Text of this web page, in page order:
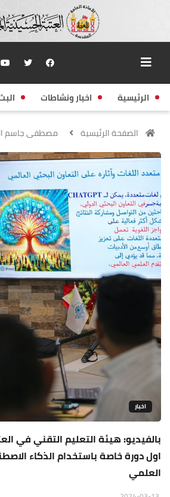
الرئيسية اخبار ونشاطات
الصفحة الرئيسية مصطفى جاسم
اخبار
بالفيديو: هيئة التعليم التقني في
اول دورة خاصة باستخدام الذكاء
العلمي